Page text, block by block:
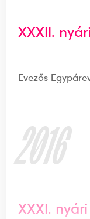
XXXII.
Evezős
2016
XXXI.